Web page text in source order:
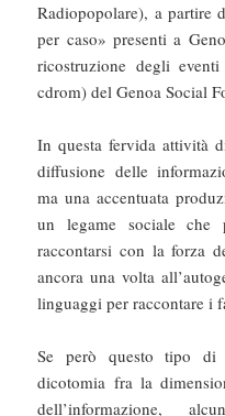
Radiopopolare), a partire
per caso» presenti a
ricostruzione degli
cdrom) del Genoa Social
In questa fervida attività
diffusione delle
ma una accentuata
un legame sociale che
raccontarsi con la forza
ancora una volta
linguaggi per raccontare i
Se però questo tipo di
dicotomia fra la
dell’informazione,